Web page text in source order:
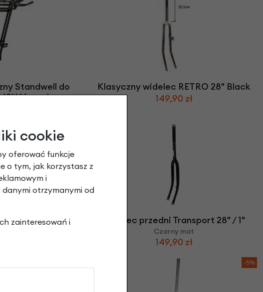
Standwell do
i innych
Klasyczny widelec RETRO 28" Black
149,90 zł
28" / 1" Widelec przedni Transport 28" / 1"
Czarny mat
149,90 zł
-5%
cookie
oferować funkcje
o tym, jak korzystasz z
i
otrzymanymi od
zainteresowań i